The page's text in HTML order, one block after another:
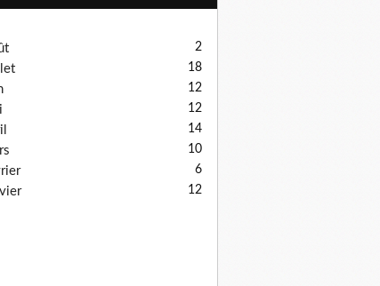
2
18
12
12
14
10
6
12